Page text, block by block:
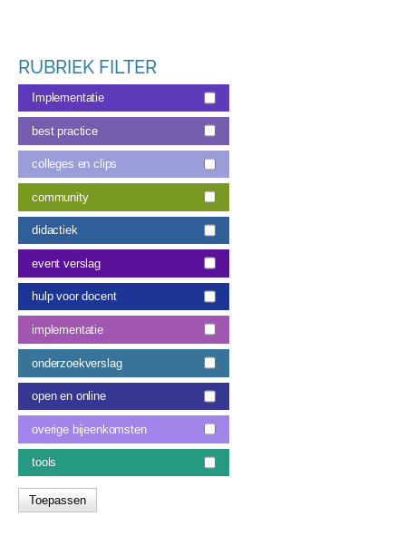
RUBRIEK FILTER
Implementatie
best practice
colleges en clips
community
didactiek
event verslag
hulp voor docent
implementatie
onderzoekverslag
open en online
overige bijeenkomsten
tools